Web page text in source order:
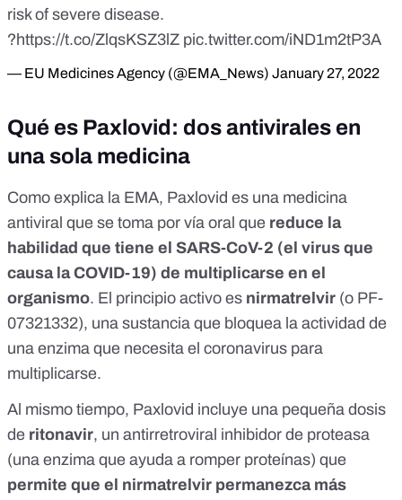
risk of severe disease.
?https://t.co/ZlqsKSZ3lZ pic.twitter.com/iND1m2tP3A
— EU Medicines Agency (@EMA_News) January 27, 2022
Qué es Paxlovid: dos antivirales en
una sola medicina
Como explica la EMA, Paxlovid es una medicina
antiviral que se toma por vía oral que reduce la
habilidad que tiene el SARS-CoV-2 (el virus que
causa la COVID-19) de multiplicarse en el
organismo. El principio activo es nirmatrelvir (o PF-
07321332), una sustancia que bloquea la actividad de
una enzima que necesita el coronavirus para
multiplicarse.
Al mismo tiempo, Paxlovid incluye una pequeña dosis
de ritonavir, un antirretroviral inhibidor de proteasa
(una enzima que ayuda a romper proteínas) que
permite que el nirmatrelvir permanezca más